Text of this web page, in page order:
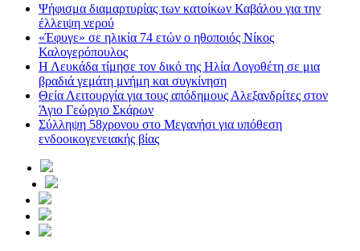
Ψήφισμα διαμαρτυρίας των κατοίκων Καβάλου για την
έλλειψη νερού
«Έφυγε» σε ηλικία 74 ετών ο ηθοποιός Νίκος
Καλογερόπουλος
Η Λευκάδα τίμησε τον δικό της Ηλία Λογοθέτη σε μια
βραδιά γεμάτη μνήμη και συγκίνηση
Θεία Λειτουργία για τους απόδημους Αλεξανδρίτες στον
Άγιο Γεώργιο Σκάρων
Σύλληψη 58χρονου στο Μεγανήσι για υπόθεση
ενδοοικογενειακής βίας